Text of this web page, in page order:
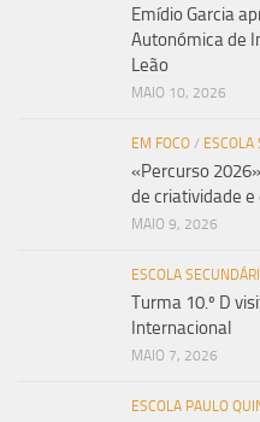
Emídio Garcia
Autonómica de
Leão
MAIO 10, 2026
EM FOCO / ESCOLA
«Percurso
de criatividade
MAIO 9, 2026
ESCOLA
Turma 10.º D
Internacional
MAIO 7, 2026
ESCOLA PAULO